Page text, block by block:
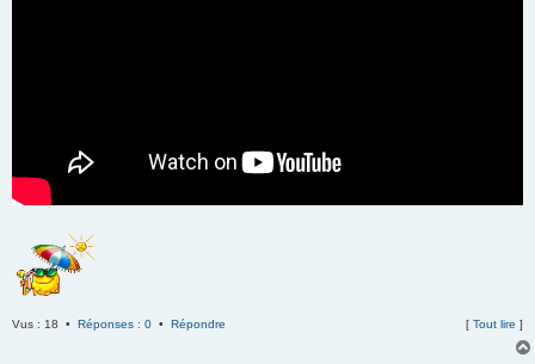
Vus : 18 • Réponses : 0 • Répondre [ Tout lire ]